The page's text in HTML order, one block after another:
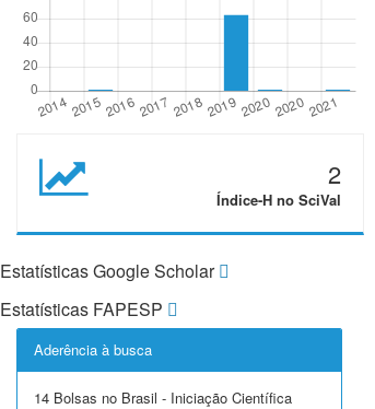
2
Índice-H no SciVal
Estatísticas Google Scholar
Estatísticas FAPESP
Aderência à busca
14 Bolsas no Brasil - Iniciação Científica